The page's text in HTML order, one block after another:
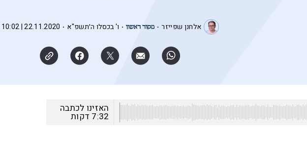
אלחנן שפייזר ו' בכסלו ה׳תשפ"א 22.11.2020 | 10:02
האזינו לכתבה
7:32 דקות